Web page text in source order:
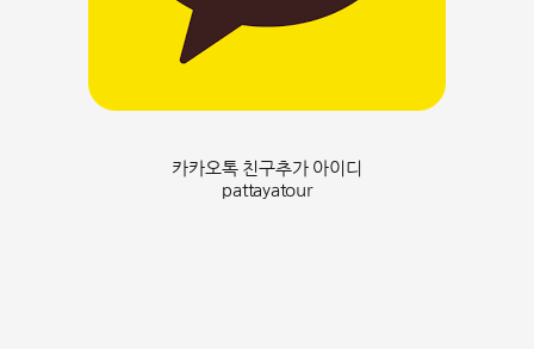
카카오톡 친구추가 아이디
pattayatour